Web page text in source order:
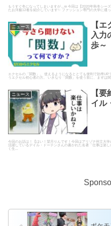
もうすぐ冬になってしまいますが…w 今回は【2020年秋冬シー
たお洋服12着を紹介しています✨ ファッション専門の大学に通
ニュース
【
入力
歩～
エクセルの「関数」。 使えるようになるととても便利で効率
うエクセル初心者の方。 いきなり「関数」を使う前に、まずは
ニュース
【
イル
今回のお話は！【はい！望月りんです！今回はアリゾナ州立大
活躍しているデイル・ドーテンさんの書かれた名著「仕事は楽
く生...